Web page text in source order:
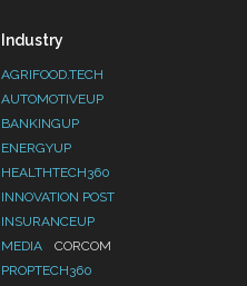
Industry
AGRIFOOD.TECH
AUTOMOTIVEUP
BANKINGUP
ENERGYUP
HEALTHTECH360
INNOVATION POST
INSURANCEUP
MEDIA
CORCOM
PROPTECH360